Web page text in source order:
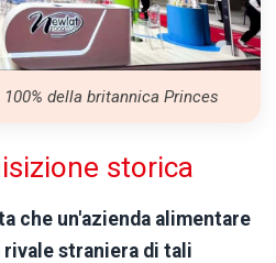
della britannica Princes
storica
che un'azienda alimentare
straniera di tali